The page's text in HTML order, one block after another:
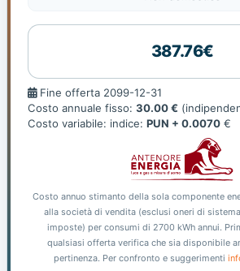
387.76€
Fine
offerta
Fine offerta 2099-12-31
Costo annuale fisso: 30.00 €
Costo variabile: indice: PUN + 0.0070 €
Costo annuo stimanto della sola componente
alla società di vendita (esclusi oneri di
imposte) per consumi di 2700 kWh annui.
qualsiasi offerta verifica che sia disponibile
pertinenza. Per confronto e suggerimenti